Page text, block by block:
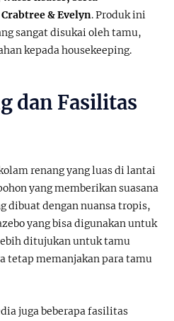
& Evelyn. Produk ini
sangat disukai oleh tamu,
kepada housekeeping.
dan Fasilitas
renang yang luas di lantai
yang memberikan suasana
dibuat dengan nuansa tropis,
yang bisa digunakan untuk
ditujukan untuk tamu
tetap memanjakan para tamu
juga beberapa fasilitas